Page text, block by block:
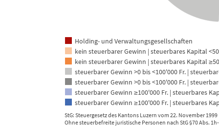
StG: Steuergesetz des Kantons Luzern vom 22. November 1999
Ohne steuerbefreite juristische Personen nach StG §70 Abs.
Holding- und Verwaltungsgesellschaften
kein steuerbarer Gewinn | steuerbares Kapital
kein steuerbarer Gewinn | steuerbares Kapital
steuerbarer Gewinn >0 bis <100'000 Fr. |
steuerbarer Gewinn >0 bis <100'000 Fr. |
steuerbarer Gewinn ≥100'000 Fr. | steuerbares
steuerbarer Gewinn ≥100'000 Fr. | steuerbares